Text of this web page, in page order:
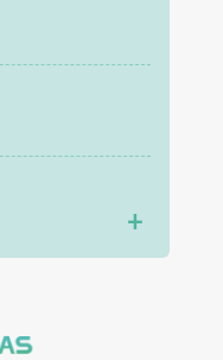
+